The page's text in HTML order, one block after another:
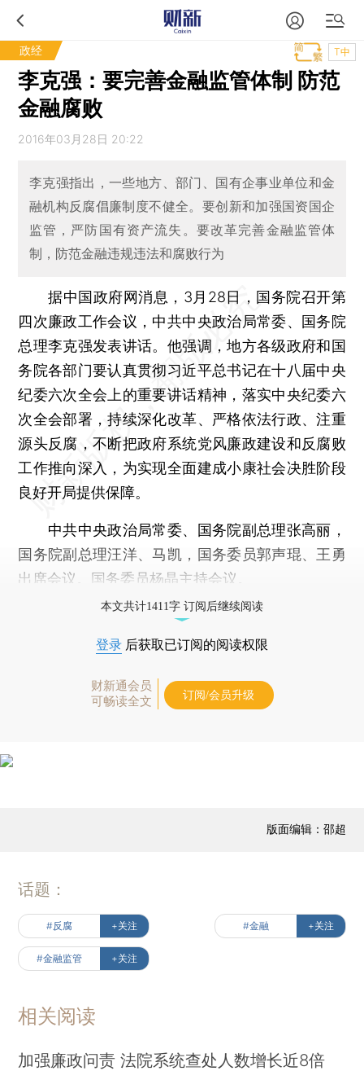
政经 T中
李克强：要完善金融监管体制 防范
金融腐败
2016年03月28日 20:22
李克强指出，一些地方、部门、国有企事业单位和金
融机构反腐倡廉制度不健全。要创新和加强国资国企
监管，严防国有资产流失。要改革完善金融监管体
制，防范金融违规违法和腐败行为
据中国政府网消息，3月28日，国务院召开第
四次廉政工作会议，中共中央政治局常委、国务院
总理李克强发表讲话。他强调，地方各级政府和国
务院各部门要认真贯彻习近平总书记在十八届中央
纪委六次全会上的重要讲话精神，落实中央纪委六
次全会部署，持续深化改革、严格依法行政、注重
源头反腐，不断把政府系统党风廉政建设和反腐败
工作推向深入，为实现全面建成小康社会决胜阶段
良好开局提供保障。
中共中央政治局常委、国务院副总理张高丽，
国务院副总理汪洋、马凯，国务委员郭声琨、王勇
出席会议。国务委员杨晶主持会议。
本文共计1411字 订阅后继续阅读
登录 后获取已订阅的阅读权限
财新通会员
可畅读全文
订阅/会员升级
版面编辑：邵超
话题：
#反腐 +关注 #金融 +关注
#金融监管 +关注
相关阅读
加强廉政问责 法院系统查处人数增长近8倍